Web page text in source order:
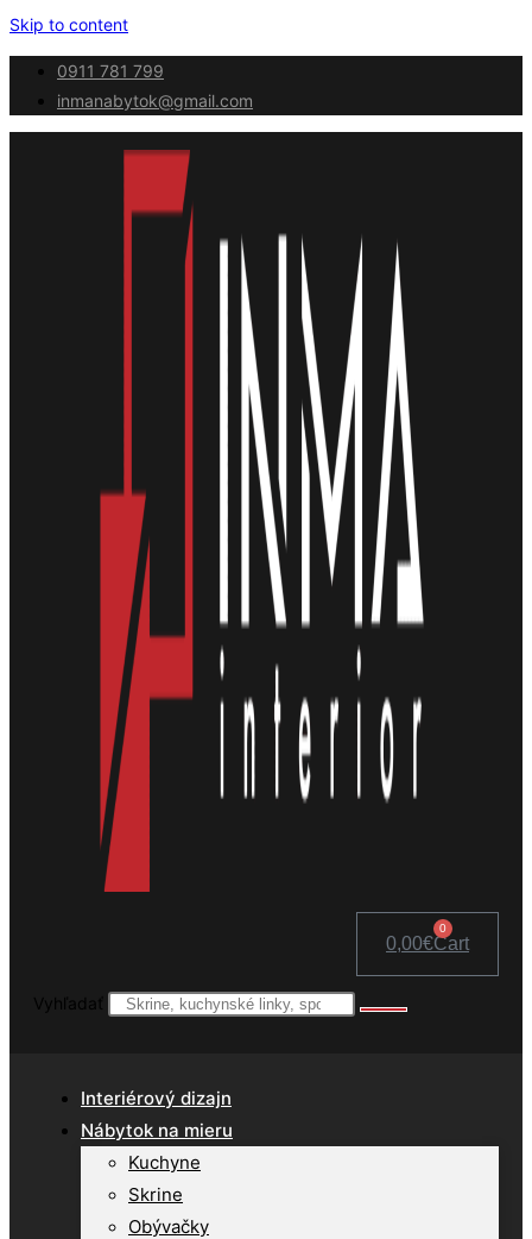
Skip to content
0911 781 799
inmanabytok@gmail.com
0,00€
0
Cart
Vyhľadať
Interiérový dizajn
Nábytok na mieru
Kuchyne
Skrine
Obývačky